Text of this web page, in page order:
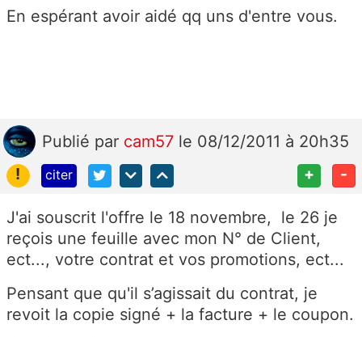
En espérant avoir aidé qq uns d'entre vous.
Publié par cam57 le 08/12/2011 à 20h35
!
citer + -
J'ai souscrit l'offre le 18 novembre, le 26 je
reçois une feuille avec mon N° de Client,
ect..., votre contrat et vos promotions, ect...
Pensant que qu'il s’agissait du contrat, je
revoit la copie signé + la facture + le coupon.